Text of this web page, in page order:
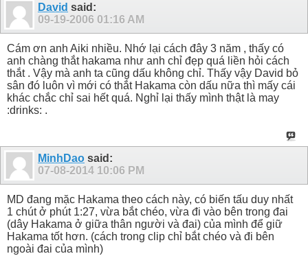
David said:
09-19-2006 01:16 AM
Cám ơn anh Aiki nhiều. Nhớ lại cách đây 3 năm , thấy có
anh chàng thắt hakama như anh chỉ đẹp quá liền hỏi cách
thắt . Vậy mà anh ta cũng dấu không chỉ. Thấy vậy David bỏ
sân đó luôn vì mới có thắt Hakama còn dấu nữa thì mấy cái
khác chắc chỉ sai hết quá. Nghỉ lại thấy mình thật là may
:drinks: .
MinhDao said:
07-08-2014 10:06 PM
MD đang mặc Hakama theo cách này, có biến tấu duy nhất
1 chút ở phút 1:27, vừa bắt chéo, vừa đi vào bên trong đai
(dây Hakama ở giữa thân người và đai) của mình để giữ
Hakama tốt hơn. (cách trong clip chỉ bắt chéo và đi bên
ngoài đai của mình)